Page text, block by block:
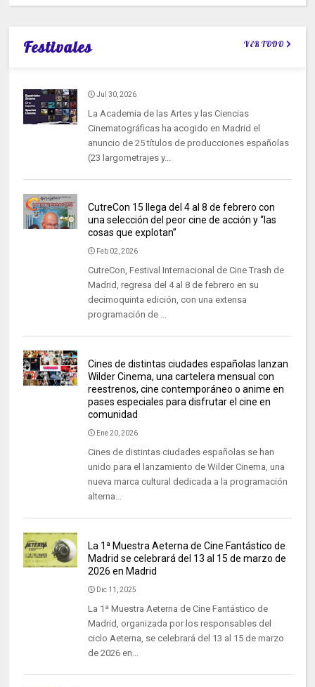
Festivales VER TODO
Jul 30, 2026
La Academia de las Artes y las Ciencias
Cinematográficas ha acogido en Madrid el
anuncio de 25 títulos de producciones españolas
(23 largometrajes y...
CutreCon 15 llega del 4 al 8 de febrero con
una selección del peor cine de acción y “las
cosas que explotan”
Feb 02, 2026
CutreCon, Festival Internacional de Cine Trash de
Madrid, regresa del 4 al 8 de febrero en su
decimoquinta edición, con una extensa
programación de ...
Cines de distintas ciudades españolas lanzan
Wilder Cinema, una cartelera mensual con
reestrenos, cine contemporáneo o anime en
pases especiales para disfrutar el cine en
comunidad
Ene 20, 2026
Cines de distintas ciudades españolas se han
unido para el lanzamiento de Wilder Cinema, una
nueva marca cultural dedicada a la programación
alterna...
La 1ª Muestra Aeterna de Cine Fantástico de
Madrid se celebrará del 13 al 15 de marzo de
2026 en Madrid
Dic 11, 2025
La 1ª Muestra Aeterna de Cine Fantástico de
Madrid, organizada por los responsables del
ciclo Aeterna, se celebrará del 13 al 15 de marzo
de 2026 en...